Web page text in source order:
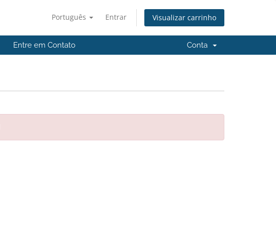
Português Entrar Visualizar carrinho
Entre em Contato Conta